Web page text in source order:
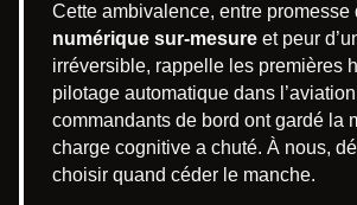
Cette ambivalence, entre promesse
numérique sur-mesure et peur
irréversible, rappelle les premières
pilotage automatique dans
commandants de bord ont gardé la
charge cognitive a chuté. À nous,
choisir quand céder le manche.